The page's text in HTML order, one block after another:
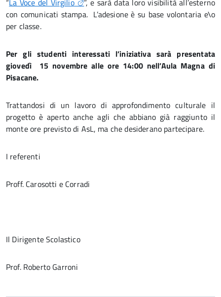
“La Voce del Virgilio
”, e sarà data loro visibilità all’esterno
con comunicati stampa. L’adesione è su base volontaria e\o
per classe.
Per gli studenti interessati l’iniziativa sarà presentata
giovedì 15 novembre alle ore 14:00 nell’Aula Magna di
Pisacane.
Trattandosi di un lavoro di approfondimento culturale il
progetto è aperto anche agli che abbiano già raggiunto il
monte ore previsto di AsL, ma che desiderano partecipare.
I referenti
Proff. Carosotti e Corradi
Il Dirigente Scolastico
Prof. Roberto Garroni